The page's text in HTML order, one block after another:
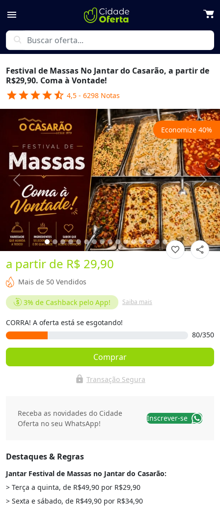
menu
search
Festival de Massas No Jantar do Casarão, a partir de
R$29,90. Coma à Vontade!
starstarstarstarstar_half 4,5 - 6298 Notas
favorite_border share
Economize 40%
Previous Next
a partir de R$ 29,90
Mais de 50 Vendidos
3% de Cashback pelo App! Saiba mais
CORRA! A oferta está se esgotando!
80/350
Comprar
lock Transação Segura
Receba as novidades do Cidade
Oferta no seu WhatsApp!
Inscrever-se
Destaques & Regras
Jantar Festival de Massas no Jantar do Casarão:
> Terça a quinta, de R$49,90 por R$29,90
> Sexta e sábado, de R$49,90 por R$34,90